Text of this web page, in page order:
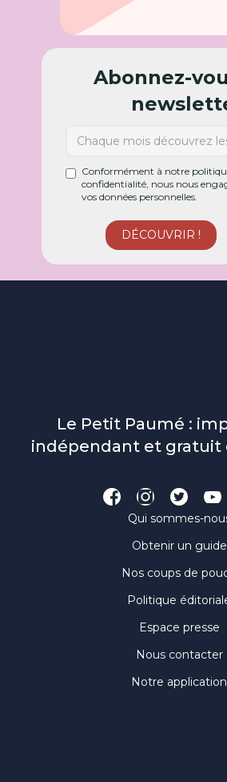
Abonnez-
Conformément à notre
confidentialité, nous nous
vos données personnelles.
Le Petit Paumé :
indépendant et gratuit
Qui sommes-
Obtenir un guide
Nos coups de
Politique
Espace presse
Nous contacter
Notre application